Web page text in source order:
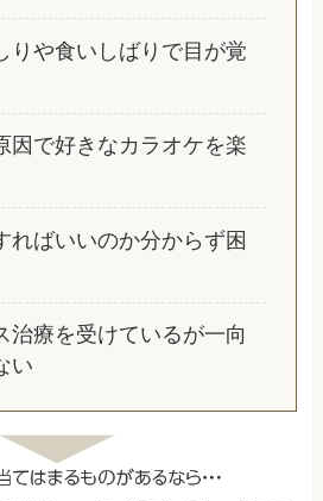
りや食いしばりで目が覚
因で好きなカラオケを楽
ればいいのか分からず困
治療を受けているが一向
い